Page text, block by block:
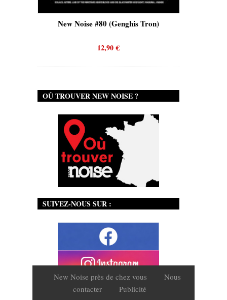
New Noise #80 (Genghis Tron)
12,90€
OÙ TROUVER NEW NOISE ?
SUIVEZ-NOUS SUR :
New Noise près de chez vous
Nous
contacter
Publicité